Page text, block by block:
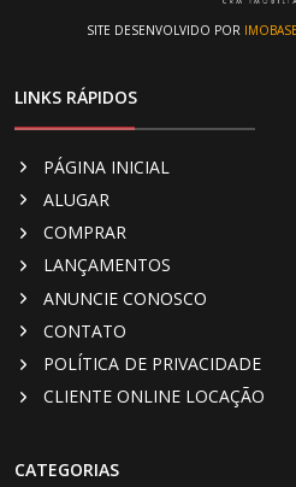
SITE DESENVOLVIDO POR
LINKS RÁPIDOS
PÁGINA INICIAL
ALUGAR
COMPRAR
LANÇAMENTOS
ANUNCIE CONOSCO
CONTATO
POLÍTICA DE PRIVACIDADE
CLIENTE ONLINE LOCAÇÃO
CATEGORIAS